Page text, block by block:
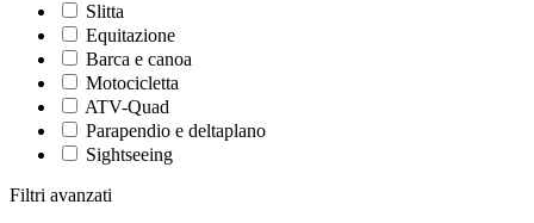
Slitta
Equitazione
Barca e canoa
Motocicletta
ATV-Quad
Parapendio e deltaplano
Sightseeing
Filtri avanzati